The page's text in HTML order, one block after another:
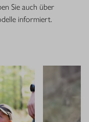
Sie auch über
informiert.